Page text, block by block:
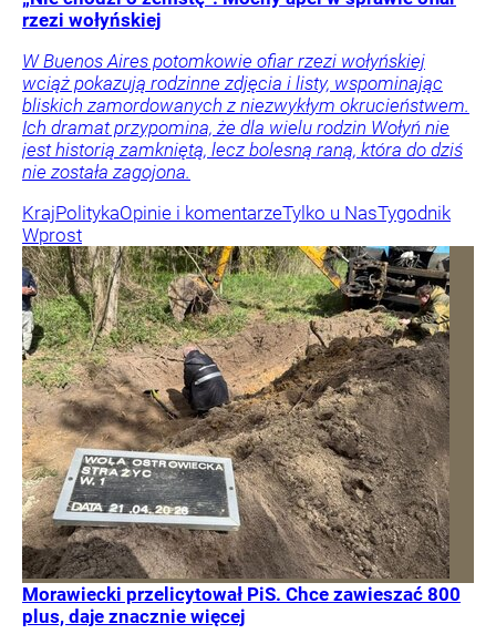
rzezi wołyńskiej
W Buenos Aires potomkowie ofiar rzezi wołyńskiej
wciąż pokazują rodzinne zdjęcia i listy, wspominając
bliskich zamordowanych z niezwykłym okrucieństwem.
Ich dramat przypomina, że dla wielu rodzin Wołyń nie
jest historią zamkniętą, lecz bolesną raną, która do dziś
nie została zagojona.
KrajPolitykaOpinie i komentarzeTylko u NasTygodnik
Wprost
Morawiecki przelicytował PiS. Chce zawieszać 800
plus, daje znacznie więcej